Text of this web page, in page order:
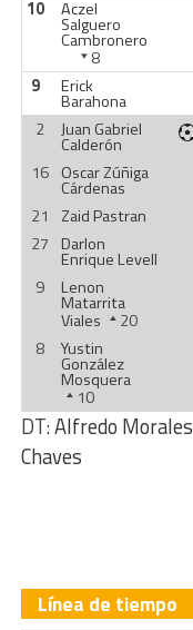
10
Aczel
Salguero
Cambronero
8
9
Erick
Barahona
2
Juan Gabriel
Calderón
16 Oscar Zúñiga
Cárdenas
21 Zaid Pastran
27 Darlon
Enrique Levell
9
Lenon
Matarrita
Viales
20
8
Yustin
González
Mosquera
10
DT:Alfredo Morales
Chaves
Línea de tiempo